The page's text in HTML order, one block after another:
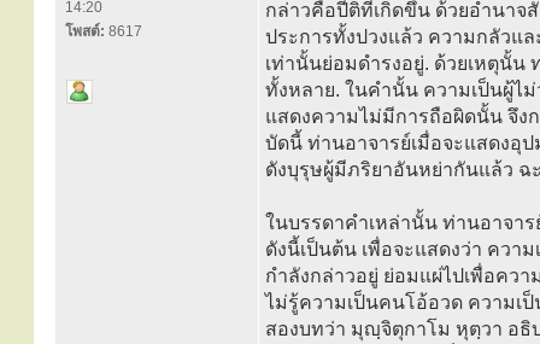
14:20
โพสต์: 8617
กล่าวคือปีติที่เกิดขึ้น ด้วยอำนาจ
ประการทั้งปวงแล้ว ความกลัวแ
เท่านั้นย่อมดำรงอยู่. ด้วยเหตุนั้น
ทั้งหลาย. ในคำนั้น ความเป็นผู้ไม่
แสดงความไม่มีการถือผิดนั้น จึงก
บัดนี้ ท่านอาจารย์เมื่อจะแสดงอุ
ดังบุรุษผู้มีภริยาอันหย่ากันแล้ว ฉ
ในบรรดาคำเหล่านั้น ท่านอาจา
ดังนี้เป็นต้น เพื่อจะแสดงว่า ความ
กำลังกล่าวอยู่ ย่อมแผ่ไปเพื่อควา
ไม่รู้ความเป็นคนโอ้อวด ความเ
สองบทว่า มุญฺจิตุกาโม หุตฺวา อธิ